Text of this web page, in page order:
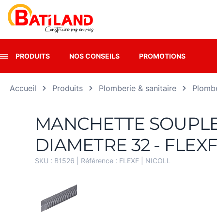
PRODUITS NOS CONSEILS PROMOTIONS
Accueil Produits Plomberie & sanitaire
MANCHETTE
DIAMETRE 32 -
SKU : B1526 | Référence : FLEXF NICOLL
Panneau de gestion des cookies